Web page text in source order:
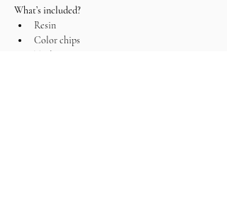
What’s included?
Resin
Color chips
Tools